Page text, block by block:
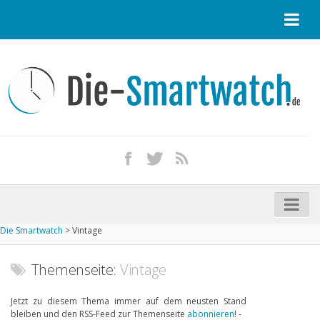
Kontakt / Tipp geben
Impressum
iPhone kaufen
Startseite
Aktuelle Smartwatches im Test
Die Smartwatch >Vintage
Themenseite: Vintage
Jetzt zu diesem Thema immer auf dem neusten Stand
bleiben und den RSS-Feed zur Themenseite abonnieren! -